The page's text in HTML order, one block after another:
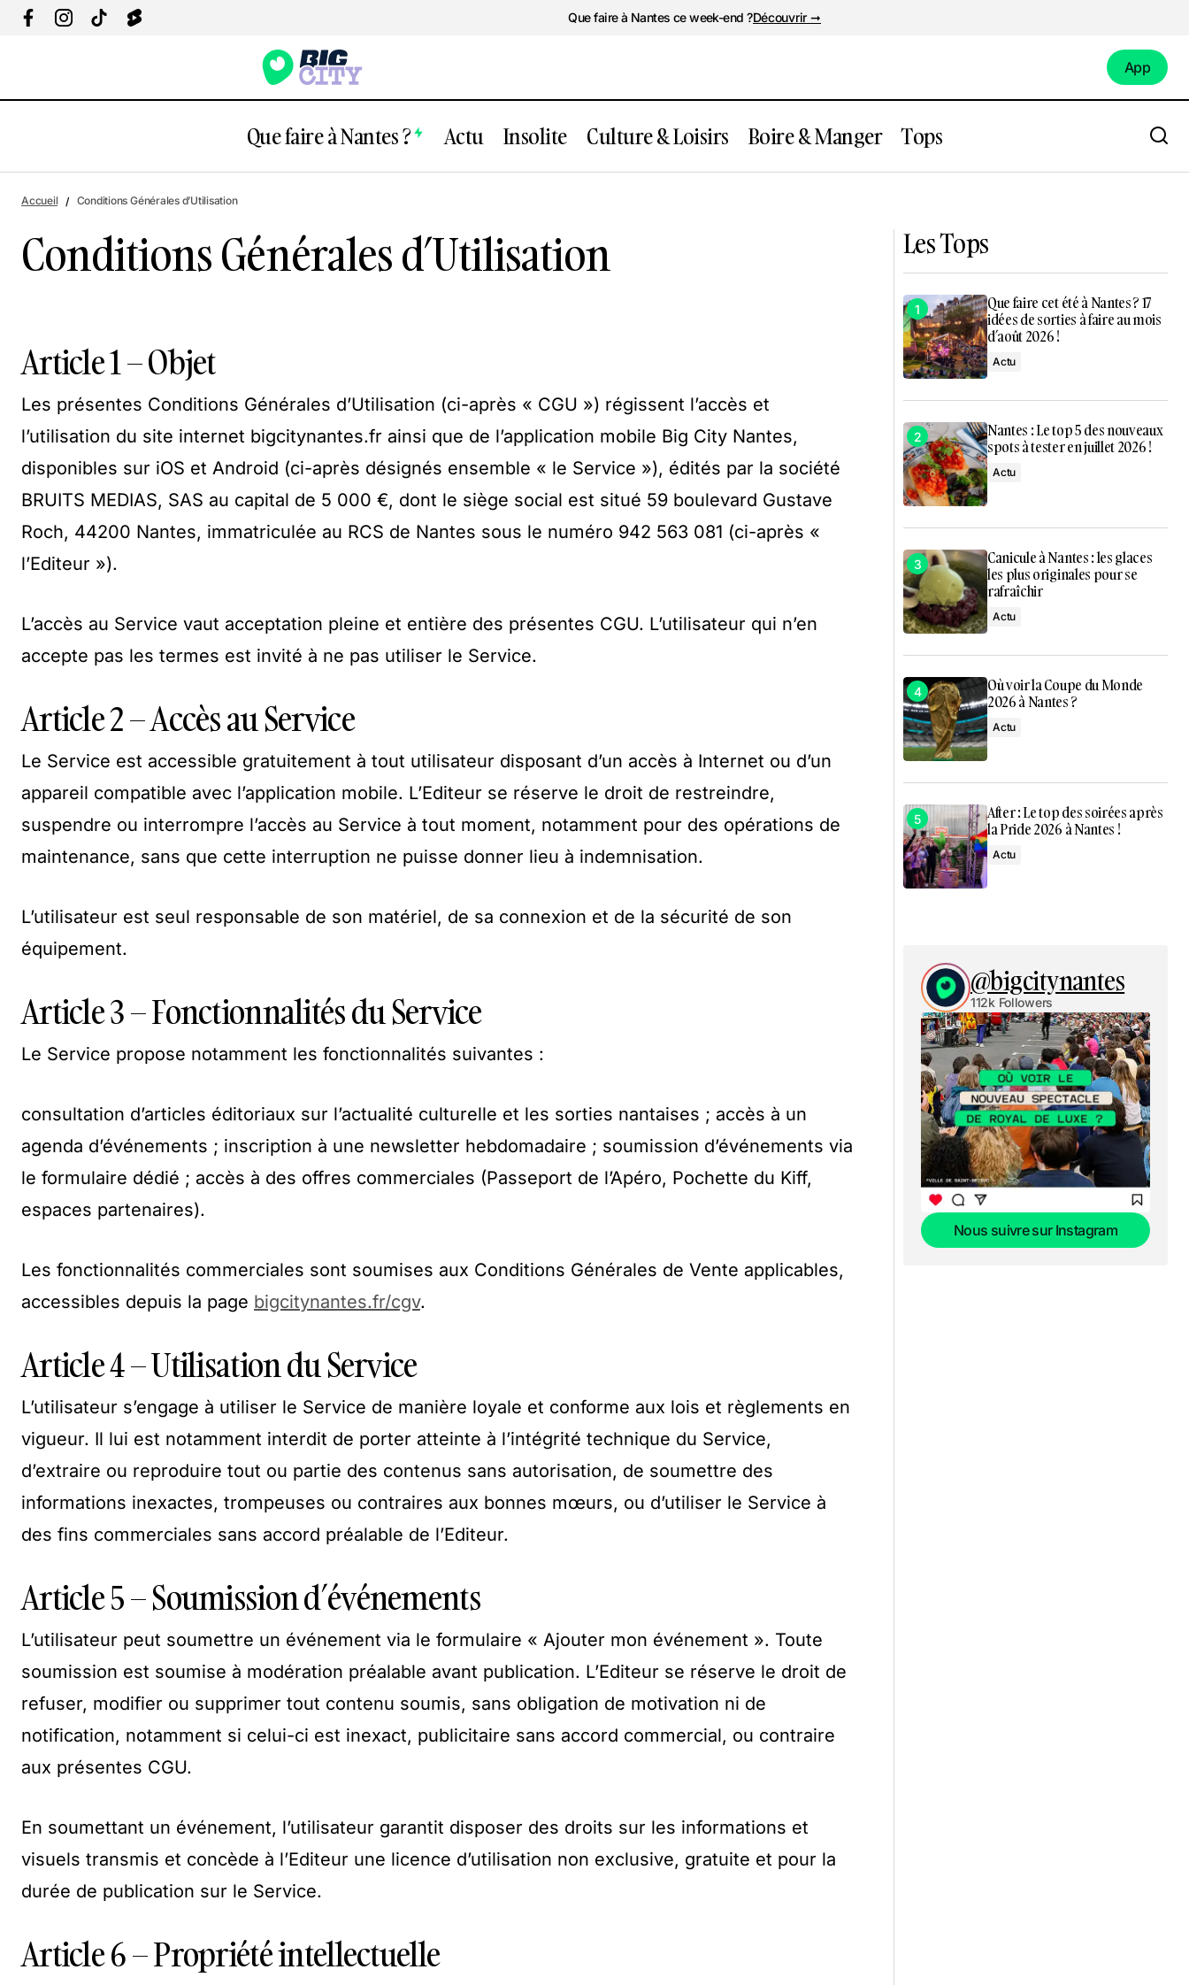
Que faire à Nantes ce week-end ?Découvrir ➞
App
Que faire à Nantes ? Actu Insolite Culture & Loisirs Boire & Manger Tops
Accueil Conditions Générales d’Utilisation
Conditions Générales d’Utilisation
Article 1 – Objet
Les présentes Conditions Générales d’Utilisation (ci-après « CGU ») régissent l’accès et
l’utilisation du site internet bigcitynantes.fr ainsi que de l’application mobile Big City Nantes,
disponibles sur iOS et Android (ci-après désignés ensemble « le Service »), édités par la société
BRUITS MEDIAS, SAS au capital de 5 000 €, dont le siège social est situé 59 boulevard Gustave
Roch, 44200 Nantes, immatriculée au RCS de Nantes sous le numéro 942 563 081 (ci-après «
l’Editeur »).
L’accès au Service vaut acceptation pleine et entière des présentes CGU. L’utilisateur qui n’en
accepte pas les termes est invité à ne pas utiliser le Service.
Article 2 – Accès au Service
Le Service est accessible gratuitement à tout utilisateur disposant d’un accès à Internet ou d’un
appareil compatible avec l’application mobile. L’Editeur se réserve le droit de restreindre,
suspendre ou interrompre l’accès au Service à tout moment, notamment pour des opérations de
maintenance, sans que cette interruption ne puisse donner lieu à indemnisation.
L’utilisateur est seul responsable de son matériel, de sa connexion et de la sécurité de son
équipement.
Article 3 – Fonctionnalités du Service
Le Service propose notamment les fonctionnalités suivantes :
consultation d’articles éditoriaux sur l’actualité culturelle et les sorties nantaises ; accès à un
agenda d’événements ; inscription à une newsletter hebdomadaire ; soumission d’événements via
le formulaire dédié ; accès à des offres commerciales (Passeport de l’Apéro, Pochette du Kiff,
espaces partenaires).
Les fonctionnalités commerciales sont soumises aux Conditions Générales de Vente applicables,
accessibles depuis la page bigcitynantes.fr/cgv.
Article 4 – Utilisation du Service
L’utilisateur s’engage à utiliser le Service de manière loyale et conforme aux lois et règlements en
vigueur. Il lui est notamment interdit de porter atteinte à l’intégrité technique du Service,
d’extraire ou reproduire tout ou partie des contenus sans autorisation, de soumettre des
informations inexactes, trompeuses ou contraires aux bonnes mœurs, ou d’utiliser le Service à
des fins commerciales sans accord préalable de l’Editeur.
Article 5 – Soumission d’événements
L’utilisateur peut soumettre un événement via le formulaire « Ajouter mon événement ». Toute
soumission est soumise à modération préalable avant publication. L’Editeur se réserve le droit de
refuser, modifier ou supprimer tout contenu soumis, sans obligation de motivation ni de
notification, notamment si celui-ci est inexact, publicitaire sans accord commercial, ou contraire
aux présentes CGU.
En soumettant un événement, l’utilisateur garantit disposer des droits sur les informations et
visuels transmis et concède à l’Editeur une licence d’utilisation non exclusive, gratuite et pour la
durée de publication sur le Service.
Article 6 – Propriété intellectuelle
Les Tops
Que faire cet été à Nantes ? 17
idées de sorties à faire au mois
d’août 2026 !
Actu
Nantes : Le top 5 des nouveaux
spots à tester en juillet 2026 !
Actu
Canicule à Nantes : les glaces
les plus originales pour se
rafraîchir
Actu
Où voir la Coupe du Monde
2026 à Nantes ?
Actu
After : Le top des soirées après
la Pride 2026 à Nantes !
Actu
@bigcitynantes
112k Followers
Nous suivre sur Instagram